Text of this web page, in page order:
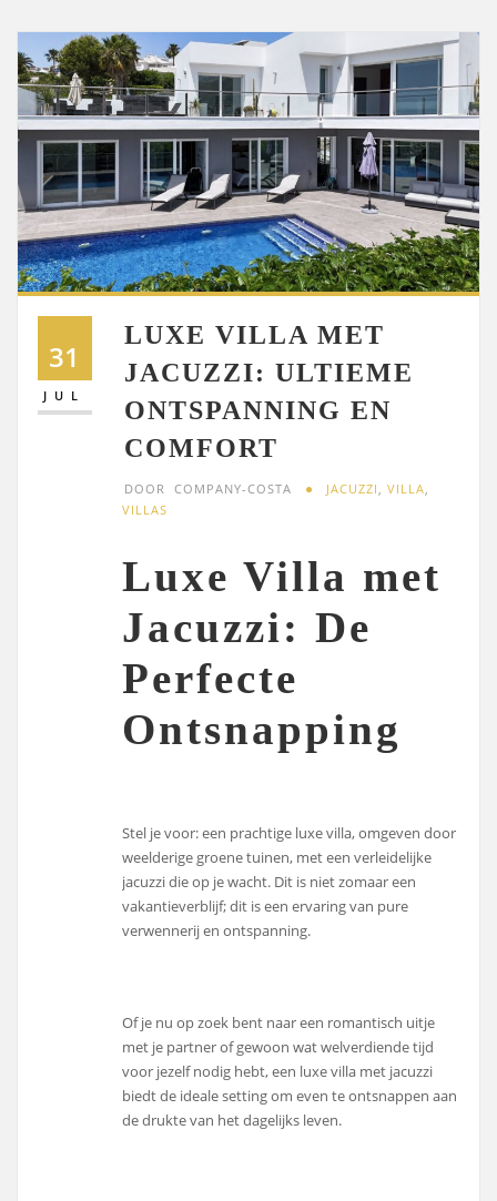
31
JUL
LUXE VILLA MET
JACUZZI: ULTIEME
ONTSPANNING EN
COMFORT
DOOR COMPANY-COSTA JACUZZI , VILLA,
VILLAS
Luxe Villa met
Jacuzzi: De
Perfecte
Ontsnapping
Stel je voor: een prachtige luxe villa, omgeven door
weelderige groene tuinen, met een verleidelijke
jacuzzi die op je wacht. Dit is niet zomaar een
vakantieverblijf; dit is een ervaring van pure
verwennerij en ontspanning.
Of je nu op zoek bent naar een romantisch uitje
met je partner of gewoon wat welverdiende tijd
voor jezelf nodig hebt, een luxe villa met jacuzzi
biedt de ideale setting om even te ontsnappen aan
de drukte van het dagelijks leven.